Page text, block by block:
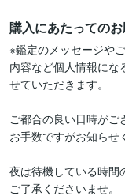
購入にあたっての
※鑑定のメッセージや
内容など個人情報にな
せていただきます。
ご都合の良い日時がご
お手数ですがお知らせ
夜は待機している時間
ご了承くださいませ。